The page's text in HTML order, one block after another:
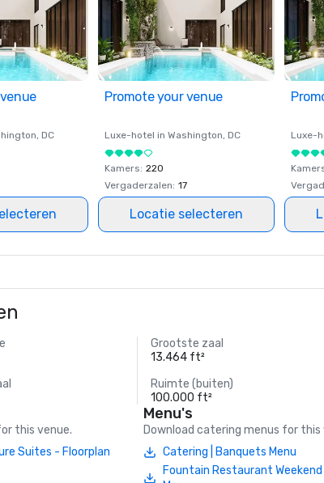
, DC
Promote your venue
Luxe-hotel in Washington, DC
Kamers: 220
Vergaderzalen: 17
Locatie selecteren
Luxe-
Grootste zaal
13.464 ft²
Ruimte (buiten)
100.000 ft²
this venue.
Suites - Floorplan
Menu's
Download catering menus for this
Catering | Banquets Menu
Fountain Restaurant